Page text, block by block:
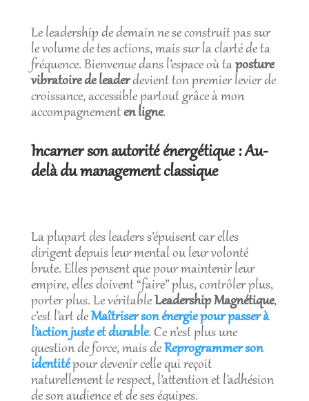
Le leadership de demain ne se construit pas sur
le volume de tes actions, mais sur la clarté de ta
fréquence. Bienvenue dans l’espace où taposture
vibratoire de leaderdevient ton premier levier de
croissance, accessible partout grâce à mon
accompagnementen ligne.
Incarner son autorité énergétique : Au-
delà du management classique
La plupart des leaders s’épuisent car elles
dirigent depuis leur mental ou leur volonté
brute. Elles pensent que pour maintenir leur
empire, elles doivent “faire” plus, contrôler plus,
porter plus. Le véritableLeadership Magnétique,
c’est l’art deMaîtriser son énergie pour passer à
l’action juste et durable. Ce n’est plus une
question de force, mais deReprogrammer son
identitépour devenir celle qui reçoit
naturellement le respect, l’attention et l’adhésion
de son audience et de ses équipes.